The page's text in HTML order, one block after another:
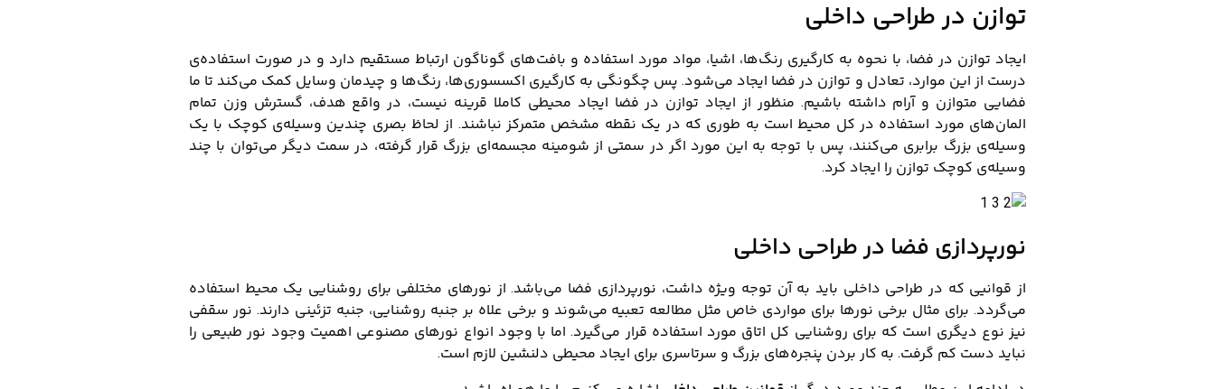
توازن در طراحی داخلی
ایجاد توازن در فضا، با نحوه به کارگیری رنگ‌ها، اشیا، مواد مورد ‌استفاده و بافت‌های گوناگون ارتباط مستقیم دارد و در صورت استفاده‌ی
درست از این موارد، تعادل و توازن در فضا ایجاد می‌شود. پس چگونگی به کارگیری اکسسوری‌ها، رنگ‌ها و چیدمان وسایل کمک می‌کند تا ما
فضایی متوازن و آرام داشته ‌باشیم. منظور از ایجاد توازن در فضا ایجاد محیطی کاملا قرینه نیست، در واقع هدف، گسترش وزن تمام
المان‌های مورد استفاده در کل محیط است به طوری که در یک نقطه مشخص متمرکز نباشند. از لحاظ بصری چندین وسیله‌ی کوچک با یک
وسیله‌ی بزرگ برابری می‌کنند، پس با توجه به این مورد اگر در سمتی از شومینه مجسمه‌ای بزرگ قرار گرفته، در سمت دیگر می‌توان با چند
وسیله‌ی کوچک توازن را ایجاد کرد.
نورپردازی فضا در طراحی داخلی
از قوانیی که در طراحی داخلی باید به آن توجه ویژه داشت، نورپردازی فضا می‌باشد. از نورهای مختلفی برای روشنایی یک محیط استفاده
می‌گردد. برای مثال برخی نورها برای مواردی خاص مثل مطالعه تعبیه می‌شوند و برخی علاه بر جنبه روشنایی، جنبه تزئینی دارند. نور سقفی
نیز نوع دیگری است که برای روشنایی کل اتاق مورد استفاده قرار می‌گیرد. اما با وجود انواع نورهای مصنوعی اهمیت وجود نور طبیعی را
نباید دست کم گرفت. به کار بردن پنجره‌های بزرگ و سرتاسری برای ایجاد محیطی دلنشین لازم است.